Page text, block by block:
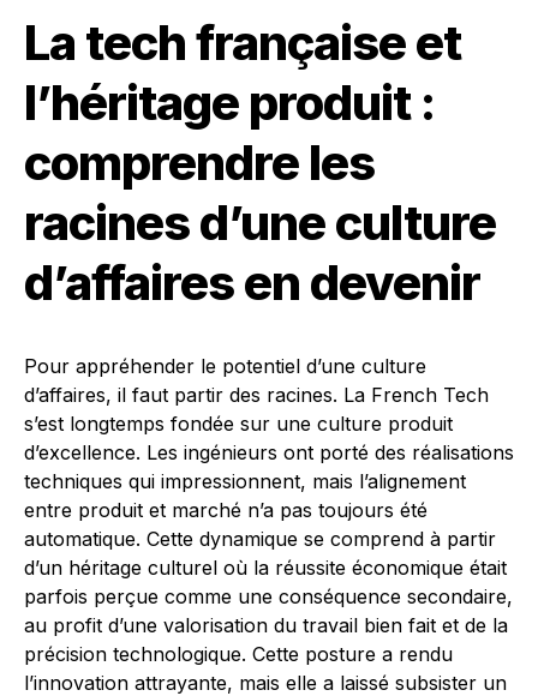
La tech française et
l’héritage produit :
comprendre les
racines d’une culture
d’affaires en devenir
Pour appréhender le potentiel d’une culture
d’affaires, il faut partir des racines. La French Tech
s’est longtemps fondée sur une culture produit
d’excellence. Les ingénieurs ont porté des réalisations
techniques qui impressionnent, mais l’alignement
entre produit et marché n’a pas toujours été
automatique. Cette dynamique se comprend à partir
d’un héritage culturel où la réussite économique était
parfois perçue comme une conséquence secondaire,
au profit d’une valorisation du travail bien fait et de la
précision technologique. Cette posture a rendu
l’innovation attrayante, mais elle a laissé subsister un